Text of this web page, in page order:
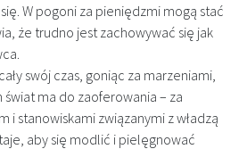
W pogoni za pieniędzmi mogą stać
że trudno jest zachowywać się jak
swój czas, goniąc za marzeniami,
ma do zaoferowania – za
stanowiskami związanymi z władzą
aby się modlić i pielęgnować